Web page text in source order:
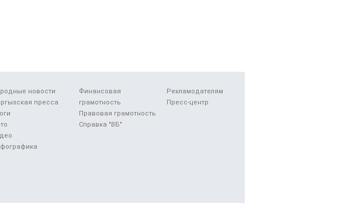
новости
пресса
Финансовая
грамотность
Правовая грамотность
Справка "ВБ"
Рекламодателям
Пресс-центр